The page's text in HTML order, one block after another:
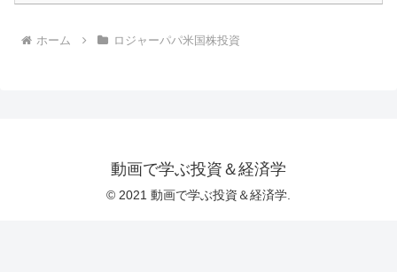
ホーム ロジャーパパ米国株投資
動画で学ぶ投資＆経済学
© 2021 動画で学ぶ投資＆経済学.